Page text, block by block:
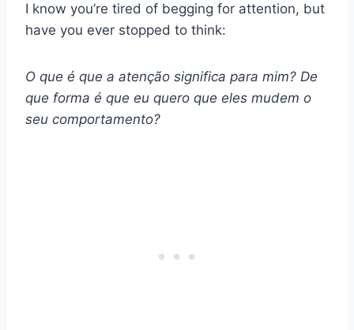
I know you’re tired of begging for attention, but
have you ever stopped to think:
O que é que a atenção significa para mim? De
que forma é que eu quero que eles mudem o
seu comportamento?